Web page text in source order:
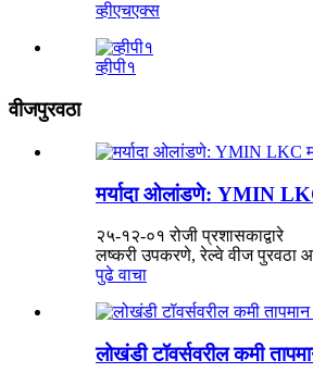
व्हीएचएक्स
व्हीपी१
वीजपुरवठा
मर्यादा ओलांडणे: YMIN
२५-१२-०१ रोजी प्रशासकाद्वारे
लष्करी उपकरणे, रेल्वे वीज पुरवठा
पुढे वाचा
लोखंडी टॉवर्सवरील कमी